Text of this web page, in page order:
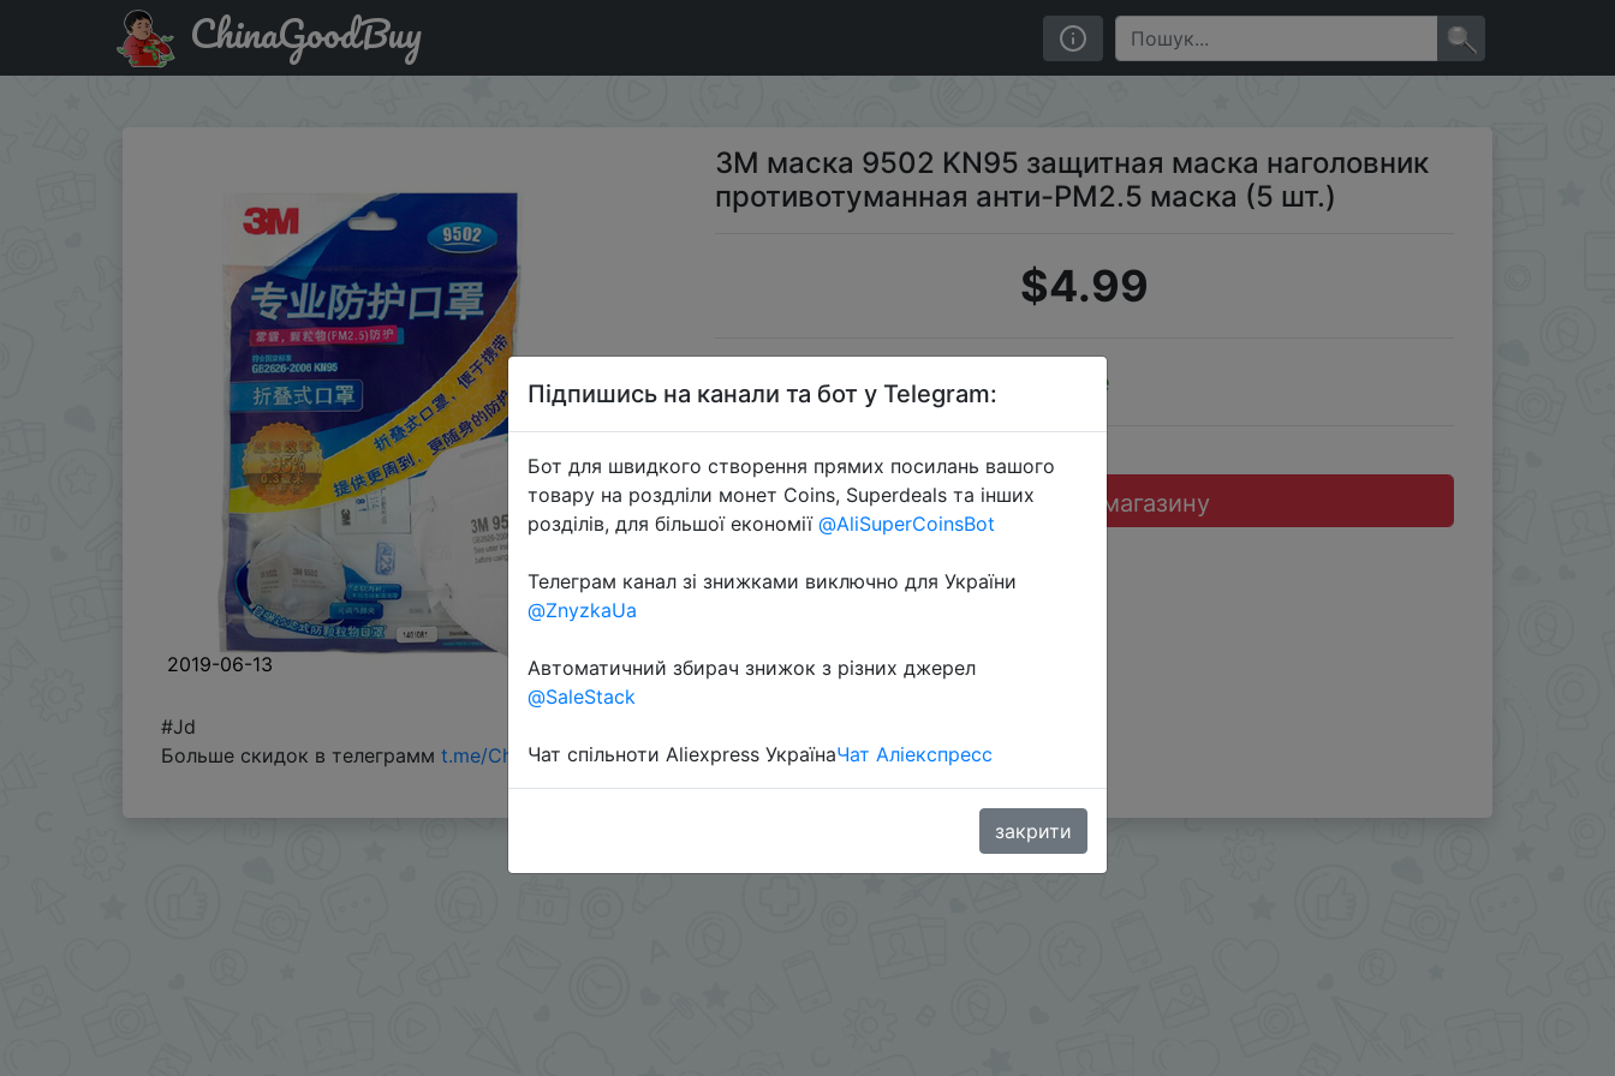
Придбати по акціи 3M маска 9502 KN95 защитная маска наголовник противотуманная анти-PM2.5 маска (5 шт.)
ChinaGoodBuy
2019-06-13
3M маска 9502 KN95 защитная маска наголовник
противотуманная анти-PM2.5 маска (5 шт.)
$4.99
Sale
Перейти до магазину
#Jd
Больше скидок в телеграмм t.me/ChinaGoodBuy
Підпишись на канали та бот у Telegram:
Бот для швидкого створення прямих посилань вашого
товару на роздліли монет Coins, Superdeals та інших
розділів, для більшої економії @AliSuperCoinsBot
Телеграм канал зі знижками виключно для України
@ZnyzkaUa
Автоматичний збирач знижок з різних джерел
@SaleStack
Чат спільноти Aliexpress УкраїнаЧат Аліекспресс
закрити